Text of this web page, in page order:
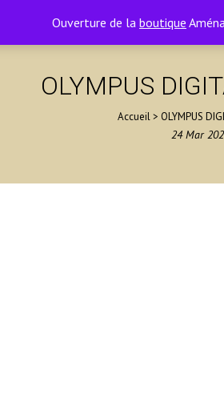
Ouverture de la boutique
OLYMPUS
Accueil> OLYMPUS
24 Mar